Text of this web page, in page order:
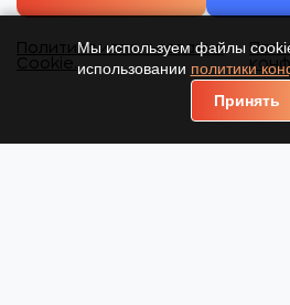
Политика использования
Cookie.
Мы используем файлы
использовании политики
Принять